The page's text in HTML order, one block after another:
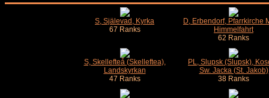
S, Själevad, Kyrka
67 Ranks
D, Erbendorf, Pfarrkirche
Himmelfahrt
62 Ranks
S, Skellefteå (Skelleftea),
Landskyrkan
47 Ranks
PL, Slupsk (Slupsk),
Sw. Jacka (St. Jakob)
38 Ranks